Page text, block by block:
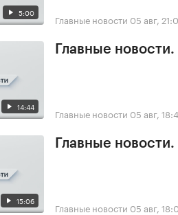
5:00 Главные новости 05 авг,
14:44
Главные
Главные новости 05 авг,
15:06
Главные
Главные новости 05 авг,